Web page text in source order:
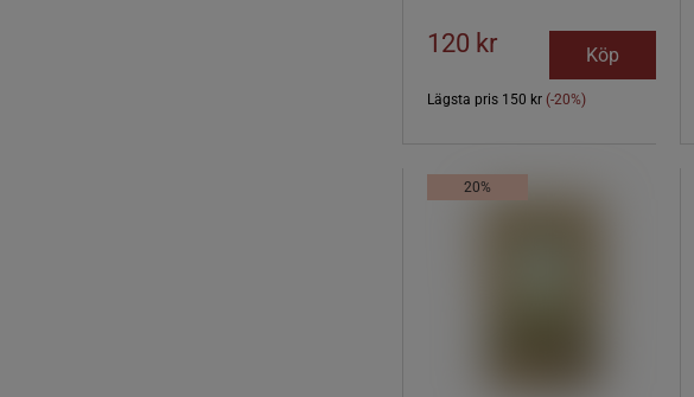
120 kr Köp
Lägsta pris 150 kr (-20%)
20%